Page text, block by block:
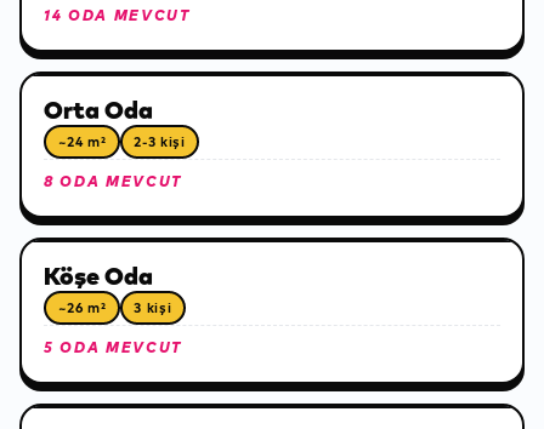
14 ODA MEVCUT
Orta Oda
~24 m² 2-3 kişi
8 ODA MEVCUT
Köşe Oda
~26 m² 3 kişi
5 ODA MEVCUT